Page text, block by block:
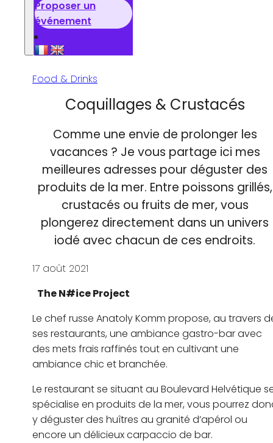
Proposer un
événement
Food & Drinks
Coquillages & Crustacés
Comme une envie de prolonger les
vacances ? Je vous partage ici mes
meilleures adresses pour déguster des
produits de la mer. Entre poissons grillés,
crustacés ou fruits de mer, vous
plongerez directement dans un univers
iodé avec chacun de ces endroits.
17 août 2021
The N#ice Project
Le chef russe Anatoly Komm propose, au travers
ses restaurants, une ambiance gastro-bar avec
des mets frais raffinés tout en cultivant une
ambiance chic et branchée.
Le restaurant se situant au Boulevard Helvétique
spécialise en produits de la mer, vous pourrez
y déguster des huîtres au granité d’apérol ou
encore un délicieux carpaccio de bar.